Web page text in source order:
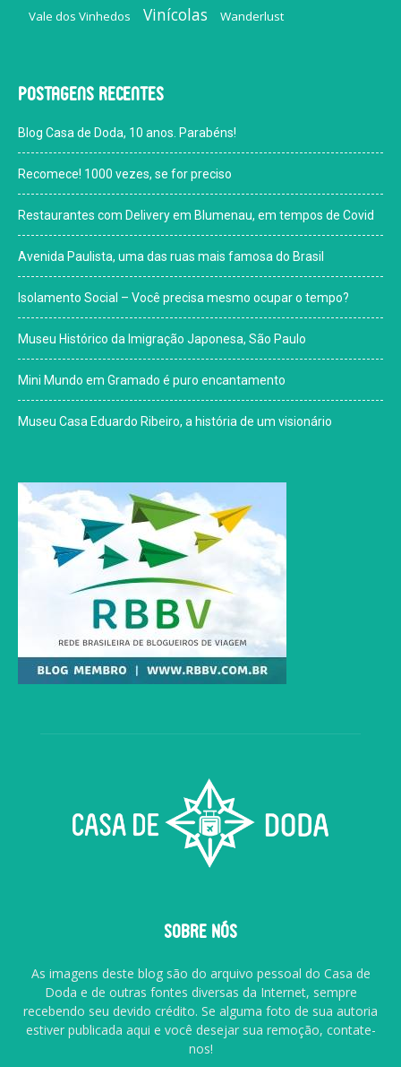
Vale dos Vinhedos Vinícolas Wanderlust
Postagens recentes
Blog Casa de Doda, 10 anos. Parabéns!
Recomece! 1000 vezes, se for preciso
Restaurantes com Delivery em Blumenau, em tempos de Covid
Avenida Paulista, uma das ruas mais famosa do Brasil
Isolamento Social – Você precisa mesmo ocupar o tempo?
Museu Histórico da Imigração Japonesa, São Paulo
Mini Mundo em Gramado é puro encantamento
Museu Casa Eduardo Ribeiro, a história de um visionário
SOBRE NÓS
As imagens deste blog são do arquivo pessoal do Casa de
Doda e de outras fontes diversas da Internet, sempre
recebendo seu devido crédito. Se alguma foto de sua autoria
estiver publicada aqui e você desejar sua remoção, contate-
nos!